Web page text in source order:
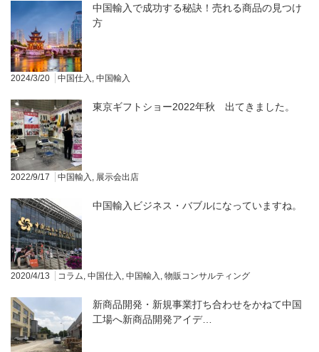
中国輸入で成功する秘訣！売れる商品の見つけ
方
2024/3/20 中国仕入 , 中国輸入
東京ギフトショー2022年秋 出てきました。
2022/9/17 中国輸入 , 展示会出店
中国輸入ビジネス・バブルになっていますね。
2020/4/13 コラム, 中国仕入 , 中国輸入 , 物販コンサルティング
新商品開発・新規事業打ち合わせをかねて中国
工場へ新商品開発アイデ…